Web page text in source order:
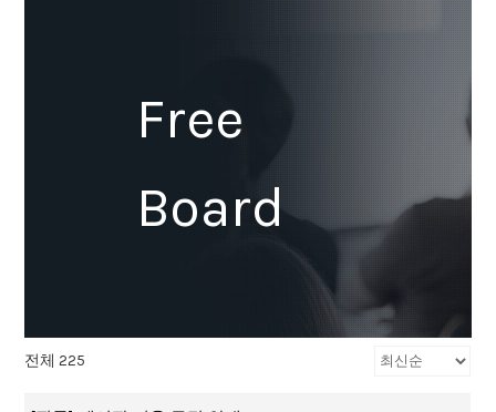
Free
Board
전체 225